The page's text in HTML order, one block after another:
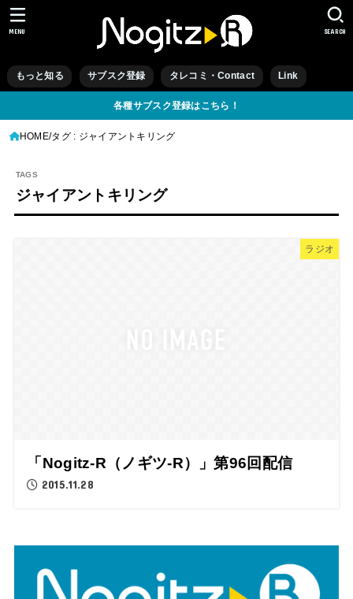
もっと知る サブスク登録 タレコミ・Contact Link
SEARCH
MENU
各種サブスク登録はこちら！
HOME タグ : ジャイアントキリング
ジャイアントキリング
ラジオ
「Nogitz-R（ノギツ-R）」第96回配信
2015.11.28